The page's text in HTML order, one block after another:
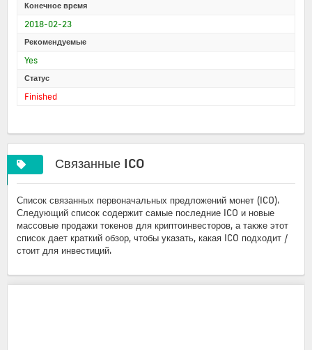
Конечное время
2018-02-23
Рекомендуемые
Yes
Статус
Finished
Связанные ICO
Список связанных первоначальных предложений монет (ICO).
Следующий список содержит самые последние ICO и новые
массовые продажи токенов для криптоинвесторов, а также этот
список дает краткий обзор, чтобы указать, какая ICO подходит /
стоит для инвестиций.